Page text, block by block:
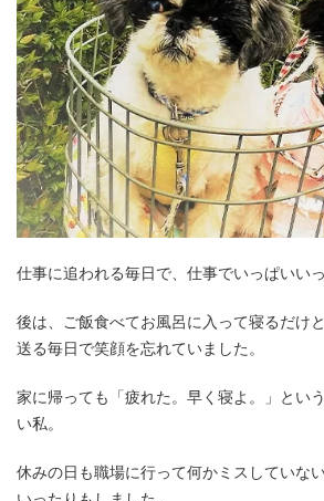
仕事に追われる毎日で、仕事でいっぱいいっ
後は、ご飯食べてお風呂に入って寝るだけ
送る毎日で笑顔を忘れていました。
家に帰っても「疲れた。早く寝よ。」とい
い私。
休みの日も職場に行って何かミスしていな